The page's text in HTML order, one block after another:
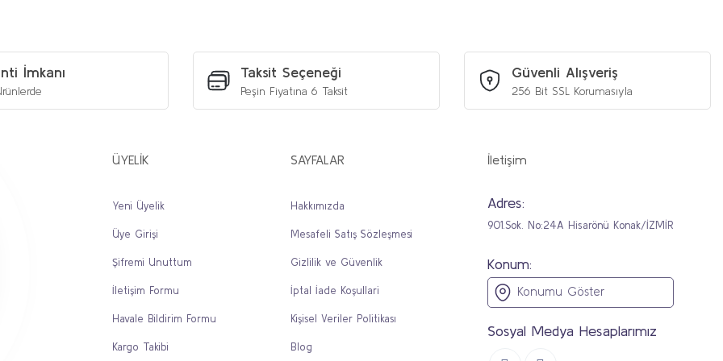
İmkanı Taksit Seçeneği
Peşin Fiyatına 6 Taksit
Güvenli Alışveriş
256 Bit SSL Korumasıyla
ÜYELİK
Yeni Üyelik
Üye Girişi
Şifremi Unuttum
İletişim Formu
Havale Bildirim Formu
Kargo Takibi
SAYFALAR
Hakkımızda
Mesafeli Satış Sözleşmesi
Gizlilik ve Güvenlik
İptal İade Koşullari
Kişisel Veriler Politikası
Blog
İletişim
Adres:
901.Sok. No:24A Hisarönü Konak/İZMİR
Konum:
Konumu Göster
Sosyal Medya Hesaplarımız